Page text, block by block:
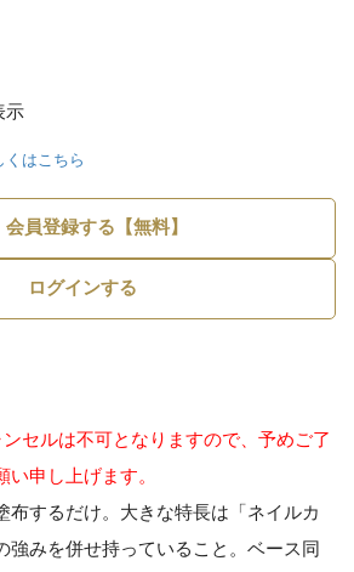
示
くはこちら
会員登録する【無料】
ログインする
セルは不可となりますので、予めご了
申し上げます。
布するだけ。大きな特長は「ネイルカ
強みを併せ持っていること。ベース同